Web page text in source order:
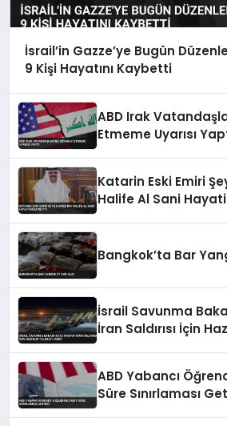
İsrail’in Gazze’ye Bugün
9 Kişi Hayatını Kaybetti
ABD Irak
Etmeme Uyarısı
Katarin Eski Emiri
Halife Al Sani
Bangkok’ta Bar
İsrail Savunma
İran Saldırısı İçin
ABD Yabancı
Süre Sınırlaması